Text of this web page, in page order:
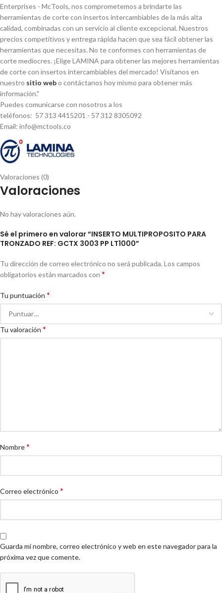
Enterprises - McTools, nos comprometemos a brindarte las
herramientas de corte con insertos intercambiables de la más alta
calidad, combinadas con un servicio al cliente excepcional. Nuestros
precios competitivos y entrega rápida hacen que sea fácil obtener las
herramientas que necesitas. No te conformes con herramientas de
corte mediocres. ¡Elige LAMINA para obtener las mejores herramientas
de corte con insertos intercambiables del mercado! Visí­tanos en
nuestro sitio webo contáctanos hoy mismo para obtener más
información."
Puedes comunicarse con nosotros a los
teléfonos: 57 313 4415201 - 57 312 8305092
Email: info@mctools.co
Valoraciones (0)
Valoraciones
No hay valoraciones aún.
Sé el primero en valorar “INSERTO MULTIPROPOSITO PARA
TRONZADO REF: GCTX 3003 PP LT1000”
Tu dirección de correo electrónico no será publicada. Los campos
obligatorios están marcados con *
Tu puntuación *
Tu valoración *
Nombre*
Correo electrónico *
Guarda mi nombre, correo electrónico y web en este navegador para la
próxima vez que comente.